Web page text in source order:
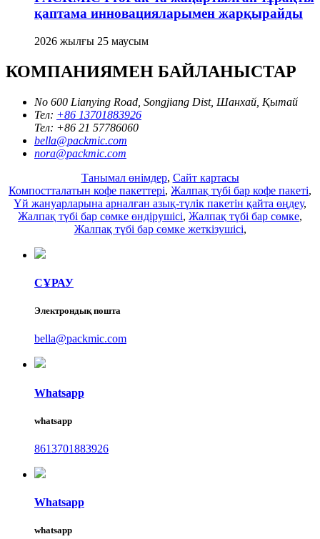
қаптама инновацияларымен жарқырайды
2026 жылғы 25 маусым
КОМПАНИЯМЕН БАЙЛАНЫСТАР
No 600 Lianying Road, Songjiang Dist, Шанхай, Қытай
Тел: +86 13701883926
Тел: +86 21 57786060
bella@packmic.com
nora@packmic.com
Танымал өнімдер, Сайт картасы
Компостталатын кофе пакеттері, Жалпақ түбі бар кофе пакеті,
Үй жануарларына арналған азық-түлік пакетін қайта өңдеу,
Жалпақ түбі бар сөмке өндірушісі, Жалпақ түбі бар сөмке,
Жалпақ түбі бар сөмке жеткізушісі,
СҰРАУ
Электрондық пошта
bella@packmic.com
Whatsapp
whatsapp
8613701883926
Whatsapp
whatsapp